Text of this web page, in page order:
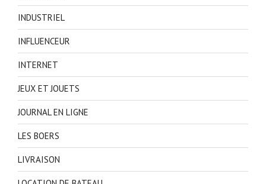
INDUSTRIEL
INFLUENCEUR
INTERNET
JEUX ET JOUETS
JOURNAL EN LIGNE
LES BOERS
LIVRAISON